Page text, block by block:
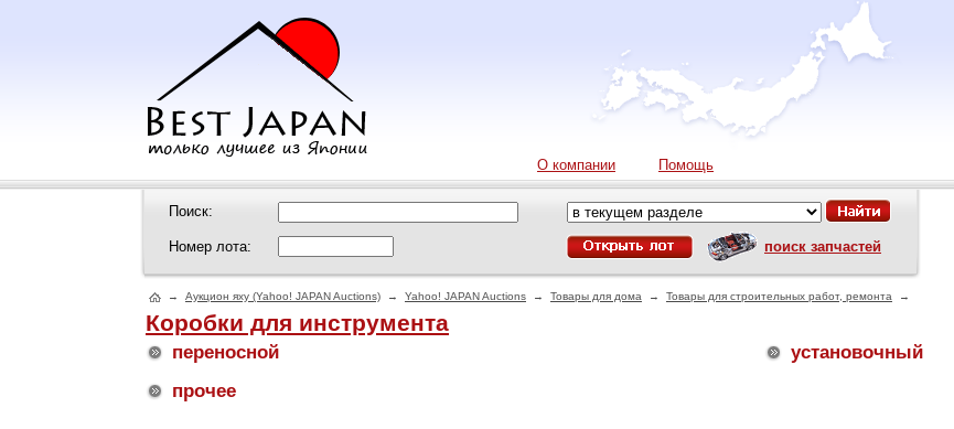
О компании Помощь
Поиск:
Номер лота: поиск запчастей
→ Аукцион яху (Yahoo! JAPAN Auctions) → Yahoo! JAPAN Auctions → Товары для дома → Товары для строительных работ, ремонта →
Коробки для инструмента
переносной
установочный
прочее